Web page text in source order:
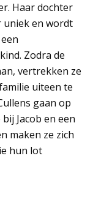
Haar dochter
uniek en wordt
Zodra de
vertrekken ze
uiteen te
gaan op
Jacob en een
maken ze zich
hun lot